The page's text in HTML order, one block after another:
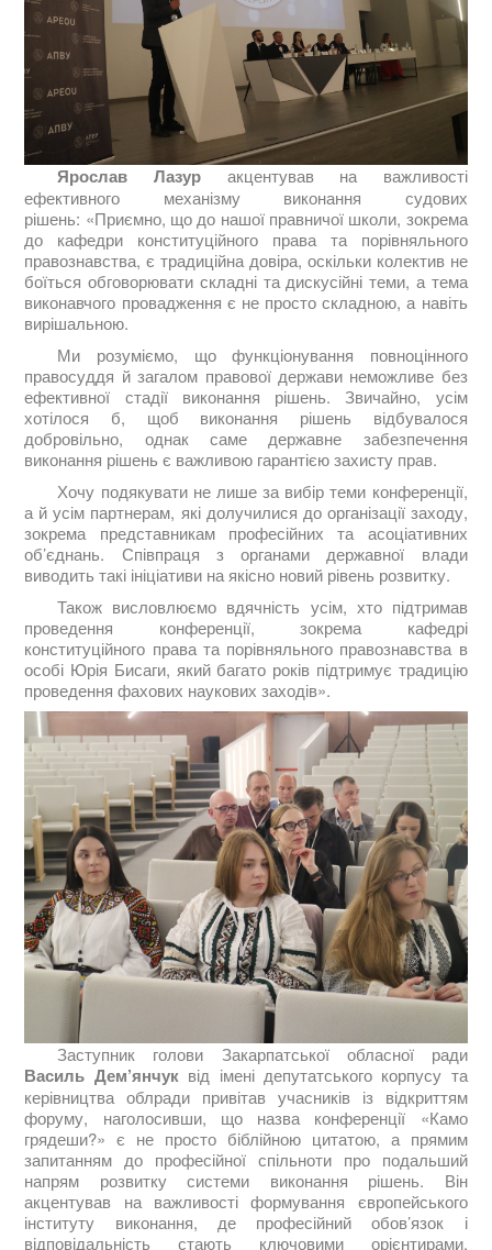
Ярослав Лазуракцентував на важливості
ефективного механізму виконання судових
рішень: «Приємно, що до нашої правничої школи, зокрема
до кафедри конституційного права та порівняльного
правознавства, є традиційна довіра, оскільки колектив не
боїться обговорювати складні та дискусійні теми, а тема
виконавчого провадження є не просто складною, а навіть
вирішальною.
Ми розуміємо, що функціонування повноцінного
правосуддя й загалом правової держави неможливе без
ефективної стадії виконання рішень. Звичайно, усім
хотілося б, щоб виконання рішень відбувалося
добровільно, однак саме державне забезпечення
виконання рішень є важливою гарантією захисту прав.
Хочу подякувати не лише за вибір теми конференції,
а й усім партнерам, які долучилися до організації заходу,
зокрема представникам професійних та асоціативних
об’єднань. Співпраця з органами державної влади
виводить такі ініціативи на якісно новий рівень розвитку.
Також висловлюємо вдячність усім, хто підтримав
проведення конференції, зокрема кафедрі
конституційного права та порівняльного правознавства в
особі Юрія Бисаги, який багато років підтримує традицію
проведення фахових наукових заходів».
Заступник голови Закарпатської обласної ради
Василь Дем’янчук від імені депутатського корпусу та
керівництва облради привітав учасників із відкриттям
форуму, наголосивши, що назва конференції «Камо
грядеши?» є не просто біблійною цитатою, а прямим
запитанням до професійної спільноти про подальший
напрям розвитку системи виконання рішень. Він
акцентував на важливості формування європейського
інституту виконання, де професійний обов’язок і
відповідальність стають ключовими орієнтирами,